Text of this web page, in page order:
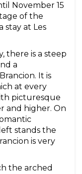
November 15
of the
stay at Les
there is a steep
a
It is
at every
picturesque
and higher. On
stands the
is very
the arched